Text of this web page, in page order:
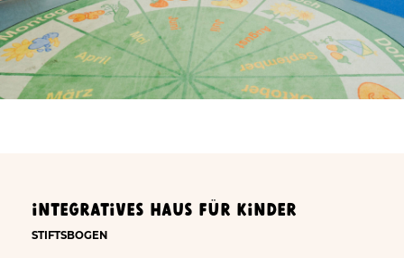
Integratives Haus für Kinder
STIFTSBOGEN